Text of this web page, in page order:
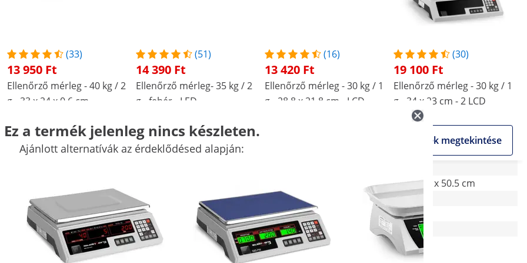
(33)
13 950 Ft
Ellenőrző mérleg - 40 kg / 2
g - 33 x 24 x 0,6 cm -
Termék megtekintése
(51)
14 390 Ft
Ellenőrző mérleg- 35 kg / 2
g - fehér - LED
Termék megtekintése
(16)
13 420 Ft
Ellenőrző mérleg - 30 kg / 1
g - 28,8 x 21,8 cm - LCD
(30)
19 100 Ft
Ellenőrző mérleg - 30 kg / 1
g - 34 x 23 cm - 2 LCD
Akciós
Termék megtekintése
36.5 x 38 x 50.5 cm
40 h -
-
Rozsdamentes acél
- -
Ez a termék jelenleg nincs készleten.
Ajánlott alternatívák az érdeklődésed alapján: